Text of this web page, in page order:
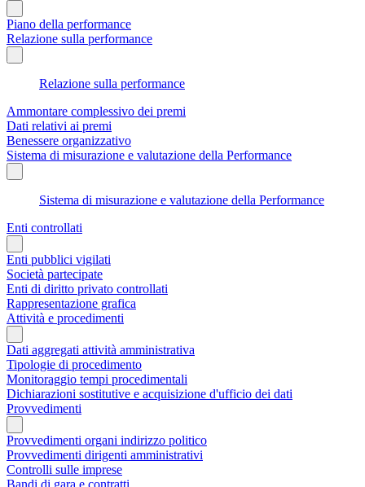
Piano della performance
Relazione sulla performance
Relazione sulla performance
Ammontare complessivo dei premi
Dati relativi ai premi
Benessere organizzativo
Sistema di misurazione e valutazione della Performance
Sistema di misurazione e valutazione della Performance
Enti controllati
Enti pubblici vigilati
Società partecipate
Enti di diritto privato controllati
Rappresentazione grafica
Attività e procedimenti
Dati aggregati attività amministrativa
Tipologie di procedimento
Monitoraggio tempi procedimentali
Dichiarazioni sostitutive e acquisizione d'ufficio dei dati
Provvedimenti
Provvedimenti organi indirizzo politico
Provvedimenti dirigenti amministrativi
Controlli sulle imprese
Bandi di gara e contratti